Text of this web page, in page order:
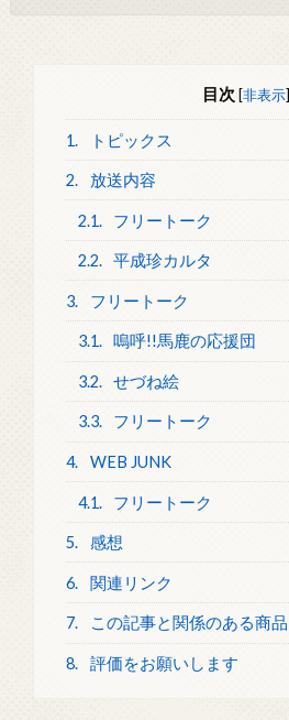
目次 [非表示]
1. トピックス
2. 放送内容
2.1. フリートーク
2.2. 平成珍カルタ
3. フリートーク
3.1. 嗚呼!!馬鹿の応援団
3.2. せづね絵
3.3. フリートーク
4. WEB JUNK
4.1. フリートーク
5. 感想
6. 関連リンク
7. この記事と関係のある商品
8. 評価をお願いします